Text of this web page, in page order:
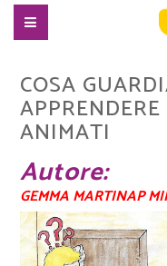
CONTENUTO
PRINCIPALE
COSA
ANIMATI
Autore
GEMMA MARTINAP